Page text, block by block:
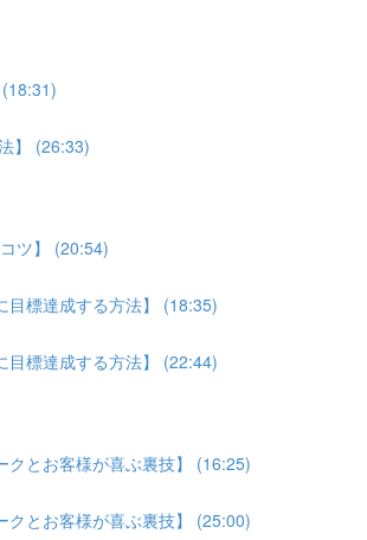
】 (26:33)
ツ】 (20:54)
目標達成する方法】 (18:35)
目標達成する方法】 (22:44)
クとお客様が喜ぶ裏技】 (16:25)
クとお客様が喜ぶ裏技】 (25:00)